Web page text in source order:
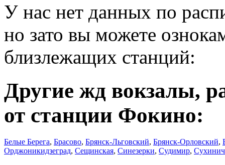
У нас нет данных по
но зато вы можете
близлежащих станций:
Другие жд вокзалы,
от станции Фокино:
Белые Берега, Брасово, Брянск-Льговский, Брянск-Орловский,
Орджоникидзеград, Сещинская, Синезерки, Судимир,